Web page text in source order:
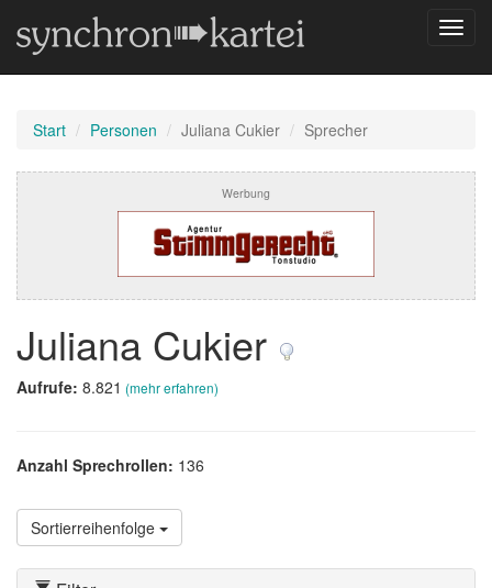
Start Personen Juliana Cukier Sprecher
Werbung
Juliana Cukier
Aufrufe: 8.821 (mehr erfahren)
Anzahl Sprechrollen: 136
Sortierreihenfolge